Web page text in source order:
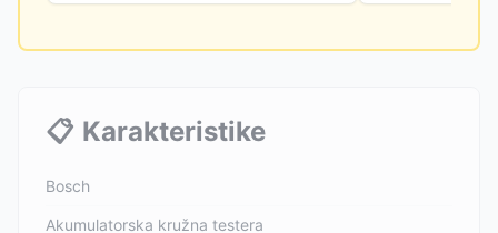
📋 Karakteristike
Bosch
Akumulatorska kružna testera